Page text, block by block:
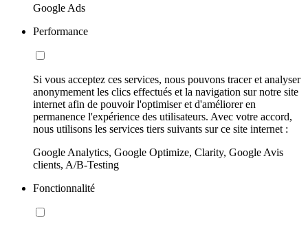
Google Ads
Performance
Si vous acceptez ces services, nous pouvons tracer et analyser
anonymement les clics effectués et la navigation sur notre site
internet afin de pouvoir l'optimiser et d'améliorer en
permanence l'expérience des utilisateurs. Avec votre accord,
nous utilisons les services tiers suivants sur ce site internet :
Google Analytics, Google Optimize, Clarity, Google Avis
clients, A/B-Testing
Fonctionnalité